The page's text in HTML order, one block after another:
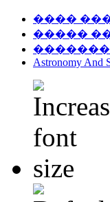
����
�����
Astronomy And